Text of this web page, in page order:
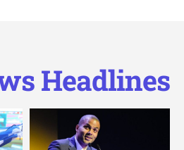
Headlines